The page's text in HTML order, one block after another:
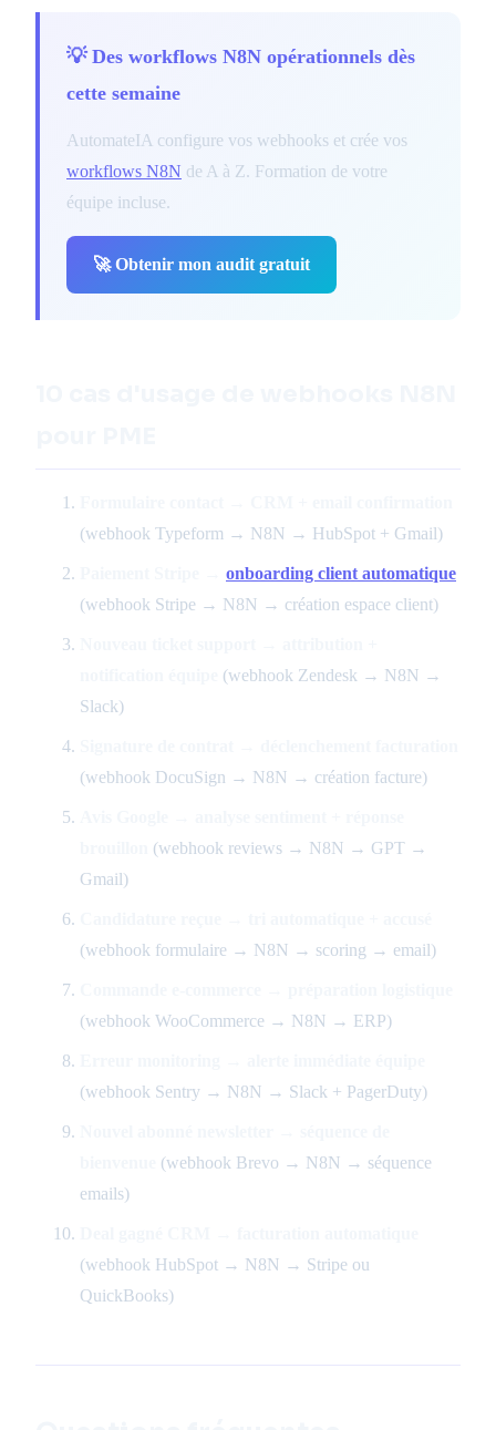
💡 Des workflows N8N opérationnels dès
cette semaine
AutomateIA configure vos webhooks et crée vos
workflows N8N de A à Z. Formation de votre
équipe incluse.
🚀 Obtenir mon audit gratuit
(webhook Typeform → N8N → HubSpot + Gmail)
onboarding client automatique
(webhook Stripe → N8N → création espace client)
(webhook Zendesk → N8N →
Slack)
(webhook DocuSign → N8N → création facture)
(webhook reviews → N8N → GPT →
Gmail)
(webhook formulaire → N8N → scoring → email)
(webhook WooCommerce → N8N → ERP)
(webhook Sentry → N8N → Slack + PagerDuty)
(webhook Brevo → N8N → séquence
emails)
(webhook HubSpot → N8N → Stripe ou
QuickBooks)